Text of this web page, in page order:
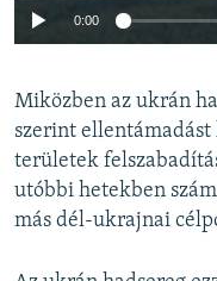
Auto
0:00
Miközben az ukrán
szerint
területek
utóbbi hetekben
más dél-ukrajnai